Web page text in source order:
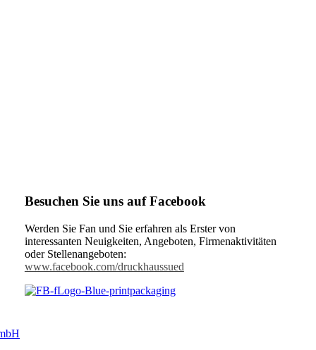
Besuchen Sie uns auf Facebook
Werden Sie Fan und Sie erfahren als Erster von
interessanten Neuigkeiten, Angeboten, Firmenaktivitäten
oder Stellenangeboten:
www.facebook.com/druckhaussued